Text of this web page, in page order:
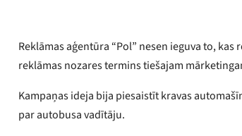
Reklāmas aģentūra “Pol” nesen ieguva to,
reklāmas nozares termins tiešajam
Kampaņas ideja bija piesaistīt kravas
par autobusa vadītāju.